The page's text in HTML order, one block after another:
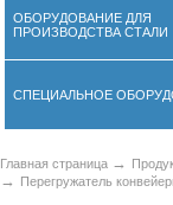
ОБОРУДОВАНИЕ ДЛЯ
ПРОИЗВОДСТВА СТАЛИ
СПЕЦИАЛЬНОЕ
Главная страница →
→ Перегружатель